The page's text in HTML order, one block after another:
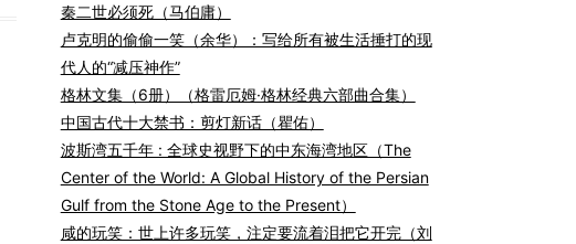
秦二世必须死（马伯庸）
卢克明的偷偷一笑（余华）：写给所有被生活捶打的现
代人的“减压神作”
格林文集（6册）（格雷厄姆·格林经典六部曲合集）
中国古代十大禁书：剪灯新话（瞿佑）
波斯湾五千年 : 全球史视野下的中东海湾地区（The
Center of the World: A Global History of the Persian
Gulf from the Stone Age to the Present）
咸的玩笑：世上许多玩笑，注定要流着泪把它开完（刘